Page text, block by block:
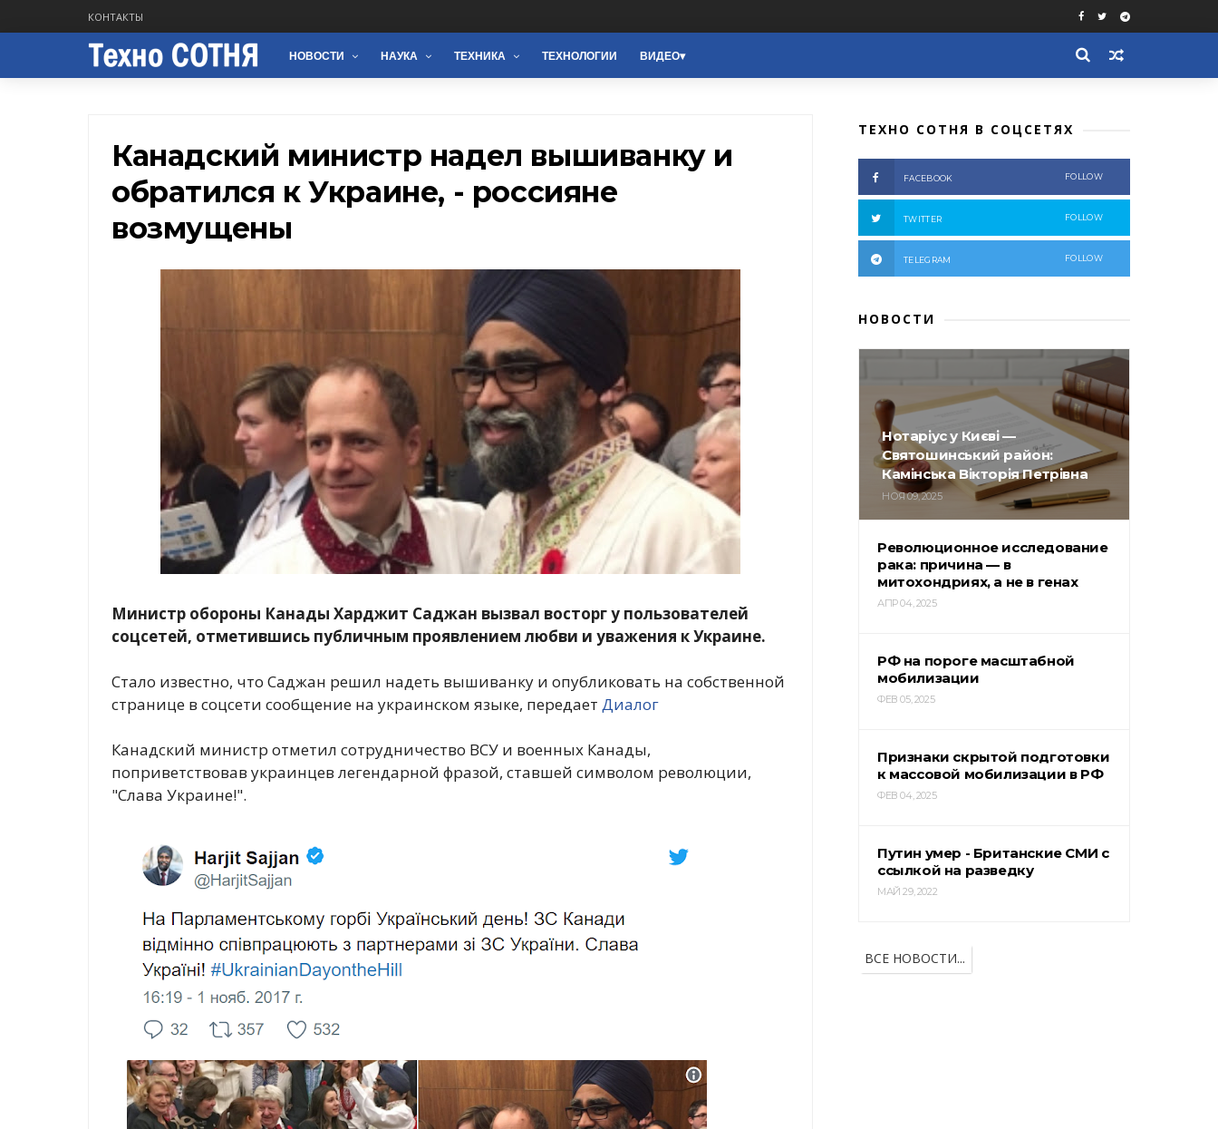
КОНТАКТЫ
НОВОСТИ НАУКА ТЕХНИКА ТЕХНОЛОГИИ ВИДЕО
Канадский министр надел вышиванку и
обратился к Украине, - россияне
возмущены
Министр обороны Канады Харджит Саджан вызвал восторг у пользователей
соцсетей, отметившись публичным проявлением любви и уважения к Украине.
Стало известно, что Саджан решил надеть вышиванку и опубликовать на собственной
странице в соцсети сообщение на украинском языке, передает Диалог
Канадский министр отметил сотрудничество ВСУ и военных Канады,
поприветствовав украинцев легендарной фразой, ставшей символом революции,
"Слава Украине!".
ТЕХНО СОТНЯ В СОЦСЕТЯХ
FACEBOOK FOLLOW
TWITTER FOLLOW
TELEGRAM FOLLOW
НОВОСТИ
Нотаріус у Києві —
Святошинський район:
Камінська Вікторія Петрівна
НОЯ 09, 2025
Революционное исследование
рака: причина — в
митохондриях, а не в генах
АПР 04, 2025
РФ на пороге масштабной
мобилизации
ФЕВ 05, 2025
Признаки скрытой подготовки
к массовой мобилизации в РФ
ФЕВ 04, 2025
Путин умер - Британские СМИ с
ссылкой на разведку
МАЙ 29, 2022
ВСЕ НОВОСТИ...